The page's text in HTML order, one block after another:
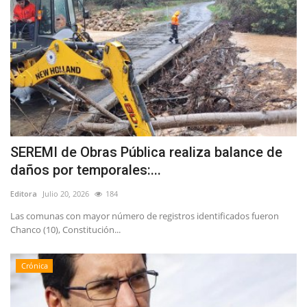
SEREMI de Obras Pública realiza balance de
daños por temporales:...
Editora Julio 20, 2026 184
Las comunas con mayor número de registros identificados fueron
Chanco (10), Constitución...
Crónica